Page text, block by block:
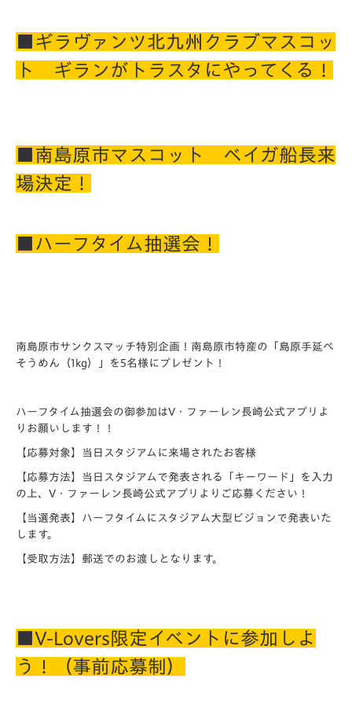
■ギラヴァンツ北九州クラブマスコッ
ト ギランがトラスタにやってくる！
■南島原市マスコット ベイガ船長来
場決定！
■ハーフタイム抽選会！
南島原市サンクスマッチ特別企画！南島原市特産の「島原手延べ
そうめん（1kg）」を5名様にプレゼント！
ハーフタイム抽選会の御参加はV・ファーレン長崎公式アプリよ
りお願いします！！
【応募対象】当日スタジアムに来場されたお客様
【応募方法】当日スタジアムで発表される「キーワード」を入力
の上、V・ファーレン長崎公式アプリよりご応募ください！
【当選発表】ハーフタイムにスタジアム大型ビジョンで発表いた
します。
【受取方法】郵送でのお渡しとなります。
■V-Lovers限定イベントに参加しよ
う！（事前応募制）